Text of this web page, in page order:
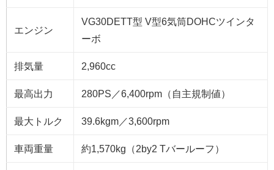
エンジン
VG30DETT型 V型6気筒DOHCツインタ
ーボ
排気量 2,960cc
最高出力 280PS／6,400rpm（自主規制値）
最大トルク 39.6kgm／3,600rpm
車両重量 約1,570kg（2by2 Tバールーフ）